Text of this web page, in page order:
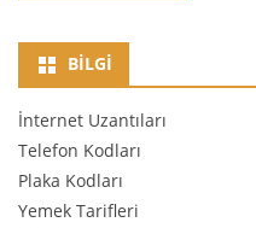
BILGI
İnternet Uzantıları
Telefon Kodları
Plaka Kodları
Yemek Tarifleri